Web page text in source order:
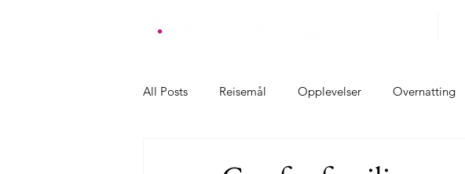
All Posts Reisemål Opplevelser Overnatting